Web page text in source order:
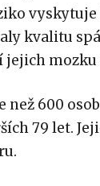
kvalitu
mozku
než 600
79 let.